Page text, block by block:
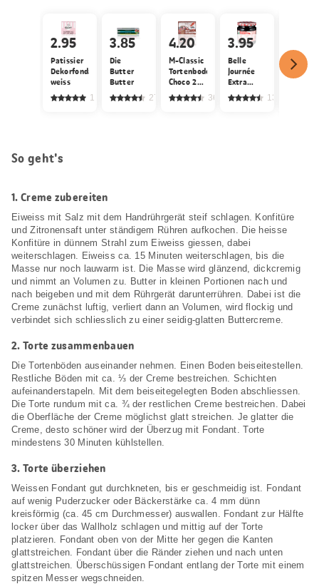
2.95
Patissier
Dekorfondant
weiss
1
3.85
Die
Butter
Butter
2727
4.20
M-Classic
Tortenboden
Choco 2x
geschnitten366
3.95
Belle
Journée
Extra
Gelée
Himbeeren136
Jura Sel
Salz
jodiert &
So geht's
1.Creme zubereiten
Eiweiss mit Salz mit dem Handrührgerät steif schlagen. Konfitüre
und Zitronensaft unter ständigem Rühren aufkochen. Die heisse
Konfitüre in dünnem Strahl zum Eiweiss giessen, dabei
weiterschlagen. Eiweiss ca. 15 Minuten weiterschlagen, bis die
Masse nur noch lauwarm ist. Die Masse wird glänzend, dickcremig
und nimmt an Volumen zu. Butter in kleinen Portionen nach und
nach beigeben und mit dem Rührgerät darunterrühren. Dabei ist die
Creme zunächst luftig, verliert dann an Volumen, wird flockig und
verbindet sich schliesslich zu einer seidig-glatten Buttercreme.
2.Torte zusammenbauen
Die Tortenböden auseinander nehmen. Einen Boden beiseitestellen.
Restliche Böden mit ca. ⅓ der Creme bestreichen. Schichten
aufeinanderstapeln. Mit dem beiseitegelegten Boden abschliessen.
Die Torte rundum mit ca. ¾ der restlichen Creme bestreichen. Dabei
die Oberfläche der Creme möglichst glatt streichen. Je glatter die
Creme, desto schöner wird der Überzug mit Fondant. Torte
mindestens 30 Minuten kühlstellen.
3.Torte überziehen
Weissen Fondant gut durchkneten, bis er geschmeidig ist. Fondant
auf wenig Puderzucker oder Bäckerstärke ca. 4 mm dünn
kreisförmig (ca. 45 cm Durchmesser) auswallen. Fondant zur Hälfte
locker über das Wallholz schlagen und mittig auf der Torte
platzieren. Fondant oben von der Mitte her gegen die Kanten
glattstreichen. Fondant über die Ränder ziehen und nach unten
glattstreichen. Überschüssigen Fondant entlang der Torte mit einem
spitzen Messer wegschneiden.